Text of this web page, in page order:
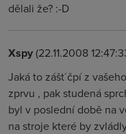
dělali že? :-D
Xspy(22.11.2008
Jaká to zášt´čpí z
zprvu , pak studená
byl v poslední době na
na stroje které by